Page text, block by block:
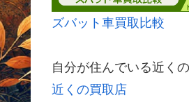
ズバット車買取比較
自分が住んでいる近く
近くの買取店